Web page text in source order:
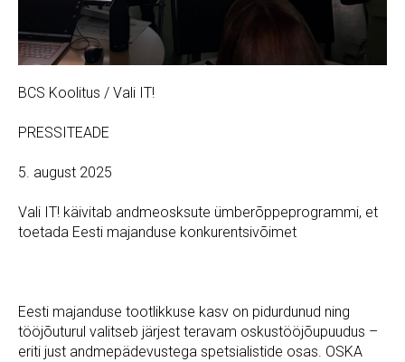
BCS Koolitus / Vali IT!
PRESSITEADE
5. august 2025
Vali IT! käivitab andmeosksute ümberõppeprogrammi, et
toetada Eesti majanduse konkurentsivõimet
Eesti majanduse tootlikkuse kasv on pidurdunud ning
tööjõuturul valitseb järjest teravam oskustööjõupuudus –
eriti just andmepädevustega spetsialistide osas. OSKA